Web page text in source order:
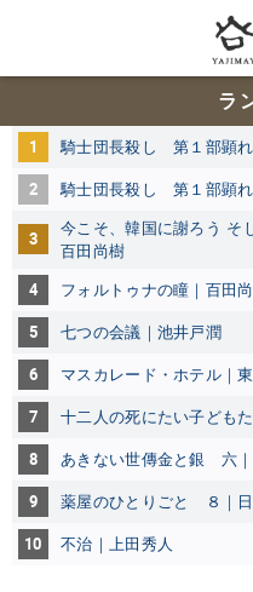
ラ
1 騎士団長殺し 第１部顕
2 騎士団長殺し 第１部顕
3
今こそ、韓国に謝ろう そ
百田尚樹
4 フォルトゥナの瞳｜百田
5 七つの会議｜池井戸潤
6 マスカレード・ホテル｜
7 十二人の死にたい子ども
8 あきない世傳金と銀 六
9 薬屋のひとりごと ８｜
10 不治｜上田秀人